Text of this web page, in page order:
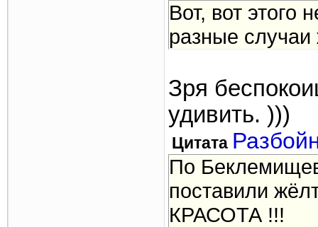
Вот, вот этого
разные случаи
Зря
удивить. )))
Цитата
По
поставили
КРАСОТА !!!